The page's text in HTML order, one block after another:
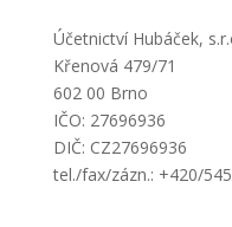
Účetnictví Hubáček,
Křenová 479/71
602 00 Brno
IČO: 27696936
DIČ: CZ27696936
tel./fax/zázn.: +420/